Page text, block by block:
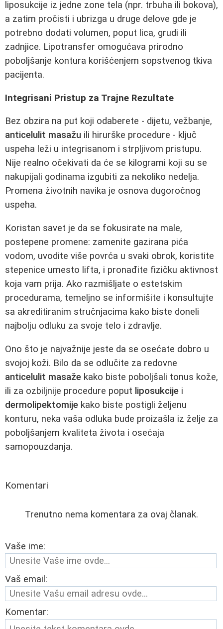
liposukcije iz jedne zone tela (npr. trbuha ili bokova),
a zatim pročisti i ubrizga u druge delove gde je
potrebno dodati volumen, poput lica, grudi ili
zadnjice. Lipotransfer omogućava prirodno
poboljšanje kontura korišćenjem sopstvenog tkiva
pacijenta.
Integrisani Pristup za Trajne Rezultate
Bez obzira na put koji odaberete - dijetu, vežbanje,
anticelulit masažu ili hirurške procedure - ključ
uspeha leži u integrisanom i strpljivom pristupu.
Nije realno očekivati da će se kilogrami koji su se
nakupijali godinama izgubiti za nekoliko nedelja.
Promena životnih navika je osnova dugoročnog
uspeha.
Koristan savet je da se fokusirate na male,
postepene promene: zamenite gazirana pića
vodom, uvodite više povrća u svaki obrok, koristite
stepenice umesto lifta, i pronađite fizičku aktivnost
koja vam prija. Ako razmišljate o estetskim
procedurama, temeljno se informišite i konsultujte
sa akreditiranim stručnjacima kako biste doneli
najbolju odluku za svoje telo i zdravlje.
Ono što je najvažnije jeste da se osećate dobro u
svojoj koži. Bilo da se odlučite za redovne
anticelulit masaže kako biste poboljšali tonus kože,
ili za ozbiljnije procedure poput liposukcije i
dermolipektomije kako biste postigli željenu
konturu, neka vaša odluka bude proizašla iz želje za
poboljšanjem kvaliteta života i osećaja
samopouzdanja.
Komentari
Trenutno nema komentara za ovaj članak.
Vaše ime:
Vaš email:
Komentar: